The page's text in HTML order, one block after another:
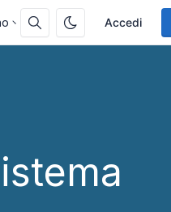
Accedi